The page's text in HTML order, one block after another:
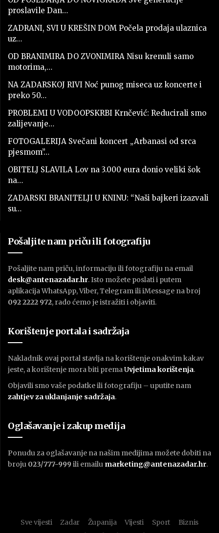
proslavile Dan…
ZADRANI, SVI U KREŠIN DOM Počela prodaja ulaznica
uz…
OD BRANIMIRA DO ZVONIMIRA Nisu krenuli samo
motorima,…
NA ZADARSKOJ RIVI Noć punog miseca uz koncerte i
preko 50…
PROBLEMI U VODOOPSKRBI Krnčević: Reducirali smo
zalijevanje…
FOTOGALERIJA Svečani koncert „Arbanasi od srca
pjesmom”…
OBITELJ SLAVILA Lov na 3.000 eura donio veliki šok
na…
ZADARSKI BRANITELJI U KNINU: “Naši bajkeri izazvali
su…
Pošaljite nam priču ili fotografiju
Pošaljite nam priču, informaciju ili fotografiju na email
desk@antenazadar.hr. Isto možete poslati i putem
aplikacija WhatsApp, Viber, Telegram ili iMessage na broj
092 2222 972, rado ćemo je istražiti i objaviti.
Korištenje portala i sadržaja
Nakladnik ovaj portal stavlja na korištenje onakvim kakav
jeste, a korištenje mora biti premaUvjetima korištenja.
Objavili smo vaše podatke ili fotografiju – uputite nam
zahtjev za uklanjanje sadržaja.
Oglašavanje i zakup medija
Ponudu za oglašavanje na našim medijima možete dobiti na
broju 023/777-999 ili emailu marketing@antenazadar.hr.
Sve vijesti Zadar Županija Vijesti Sport
Biznis